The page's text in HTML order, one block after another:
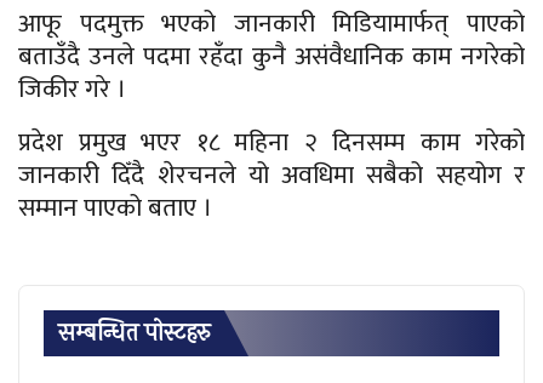
आफू पदमुक्त भएको जानकारी मिडियामार्फत् पाएको
बताउँदै उनले पदमा रहँदा कुनै असंवैधानिक काम नगरेको
जिकीर गरे ।
प्रदेश प्रमुख भएर १८ महिना २ दिनसम्म काम गरेको
जानकारी दिँदै शेरचनले यो अवधिमा सबैको सहयोग र
सम्मान पाएको बताए ।
सम्बन्धित पाेस्टहरु